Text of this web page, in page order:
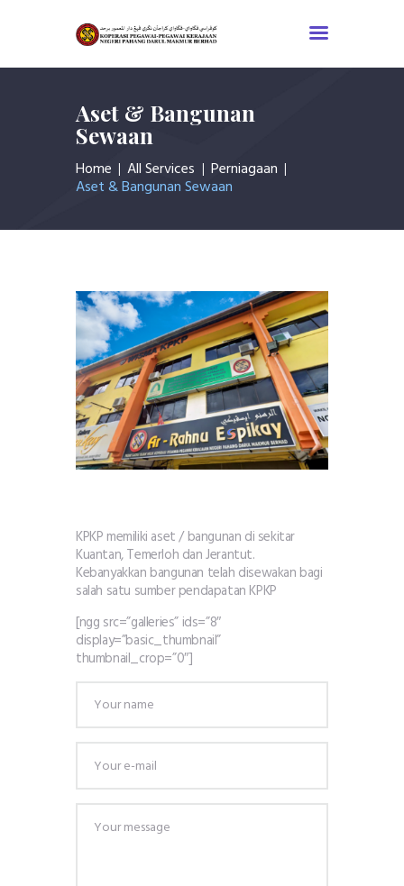
Aset & Bangunan
Sewaan
Home All Services Perniagaan
Aset & Bangunan Sewaan
MUKA UTAMA
KORPORAT
PERUNDANGAN
ANGGOTA
INFORMASI
HUBUNGI KAMI
KPKP memiliki aset / bangunan di sekitar
Kuantan, Temerloh dan Jerantut.
Kebanyakkan bangunan telah disewakan bagi
salah satu sumber pendapatan KPKP
[ngg src=”galleries” ids=”8″
display=”basic_thumbnail”
thumbnail_crop=”0″]